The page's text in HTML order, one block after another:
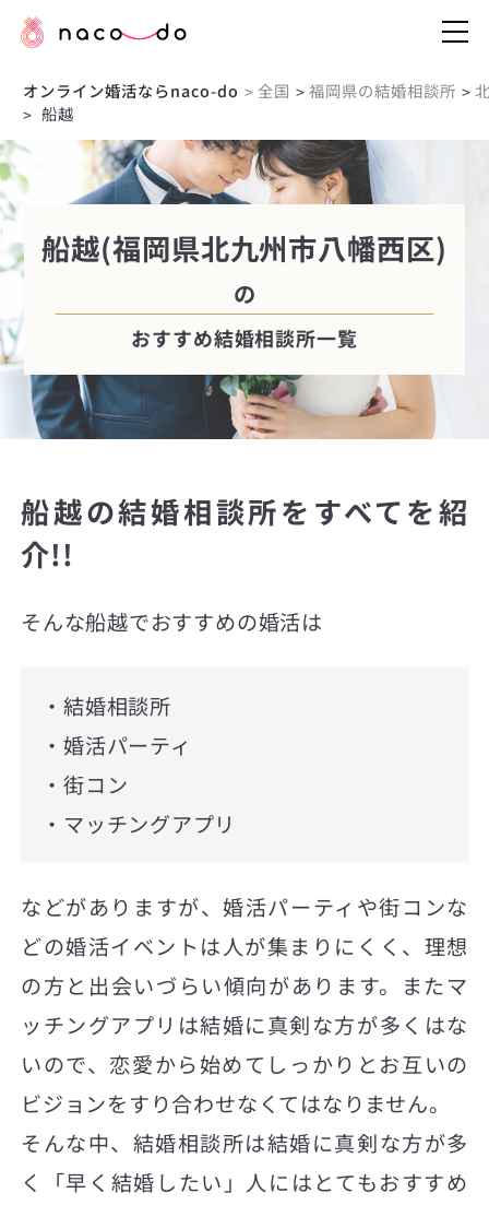
オンライン婚活ならnaco-do > 全国 > 福岡県の結婚相談所 >
> 船越
船越(福岡県北九州市八幡西区)
の
おすすめ結婚相談所一覧
船越の結婚相談所をすべてを紹
介!!
そんな船越でおすすめの婚活は
・結婚相談所
・婚活パーティ
・街コン
・マッチングアプリ
などがありますが、婚活パーティや街コンな
どの婚活イベントは人が集まりにくく、理想
の方と出会いづらい傾向があります。またマ
ッチングアプリは結婚に真剣な方が多くはな
いので、恋愛から始めてしっかりとお互いの
ビジョンをすり合わせなくてはなりません。
そんな中、結婚相談所は結婚に真剣な方が多
く「早く結婚したい」人にはとてもおすすめ